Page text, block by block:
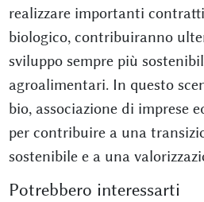
realizzare importanti
biologico, contribuiranno
sviluppo sempre più
agroalimentari. In questo
bio, associazione di imprese
per contribuire a una
sostenibile e a una
Potrebbero interessarti